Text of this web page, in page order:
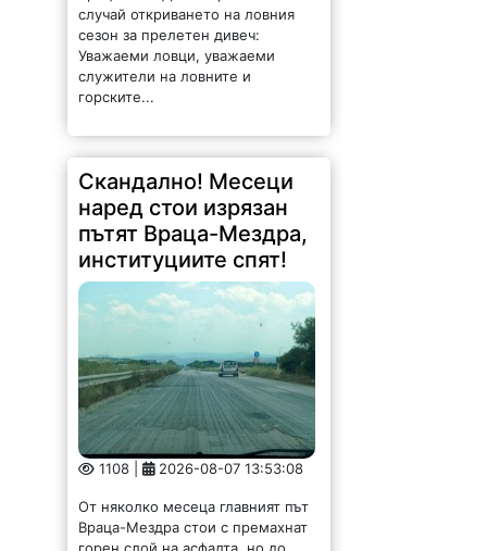
случай откриването на ловния
сезон за прелетен дивеч:
Уважаеми ловци, уважаеми
служители на ловните и
горските...
Скандално! Месеци
наред стои изрязан
пътят Враца-Мездра,
институциите спят!
1108 | 2026-08-07 13:53:08
От няколко месеца главният път
Враца-Мездра стои с премахнат
горен слой на асфалта, но до